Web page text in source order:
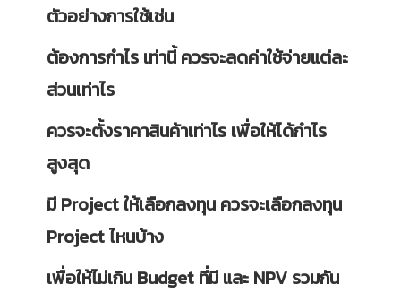
ตัวอย่างการใช้เช่น
ต้องการกำไร เท่านี้ ควรจะลดค่าใช้จ่ายแต่ละ
ส่วนเท่าไร
ควรจะตั้งราคาสินค้าเท่าไร เพื่อให้ได้กำไร
สูงสุด
มี Project ให้เลือกลงทุน ควรจะเลือกลงทุน
Project ไหนบ้าง
เพื่อให้ไม่เกิน Budget ที่มี และ NPV รวมกัน